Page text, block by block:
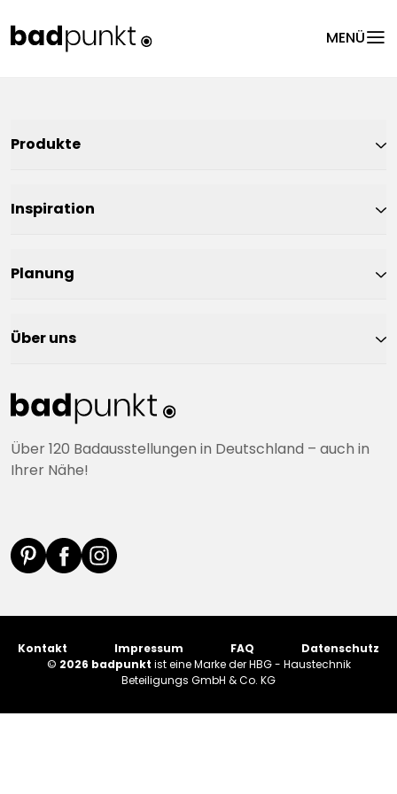
MENÜmenu
Über 120 Badausstellungen in Deutschland – auch in
Ihrer Nähe!
Produkte
Inspiration
Planung
Über uns
© 2026 badpunkt ist eine Marke der HBG - Haustechnik
Beteiligungs GmbH & Co. KG
Kontakt Impressum FAQ Datenschutz